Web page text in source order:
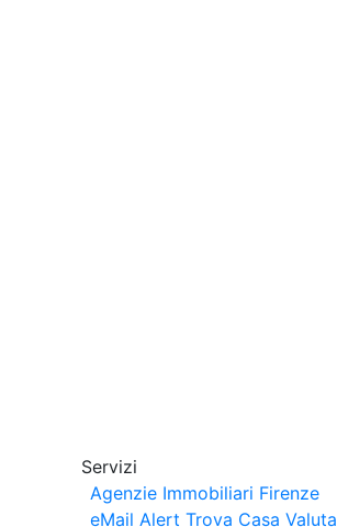
Servizi
Agenzie Immobiliari Firenze
eMail Alert Trova Casa Valuta